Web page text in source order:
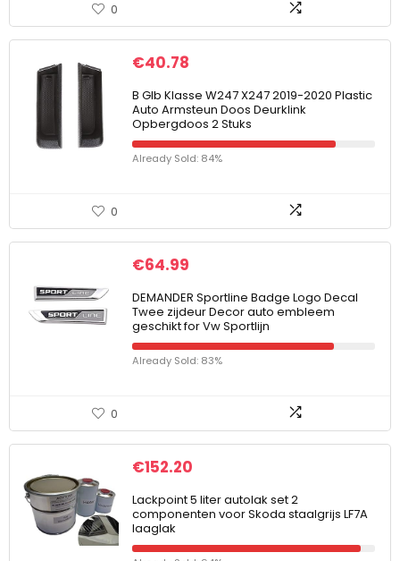
0
€40.78
B Glb Klasse W247 X247 2019-2020 Plastic
Auto Armsteun Doos Deurklink
Opbergdoos 2 Stuks
Already Sold: 84%
0
€64.99
DEMANDER Sportline Badge Logo Decal
Twee zijdeur Decor auto embleem
geschikt for Vw Sportlijn
Already Sold: 83%
0
€152.20
Lackpoint 5 liter autolak set 2
componenten voor Skoda staalgrijs LF7A
laaglak